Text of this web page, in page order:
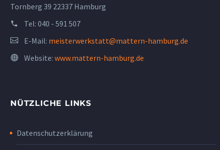
Tornberg 39 22337 Hamburg
Tel: 040 - 591 507
E-Mail: meisterwerkstatt@mattern-hamburg.de
Website: www.mattern-hamburg.de
NÜTZLICHE LINKS
Datenschutzerklärung